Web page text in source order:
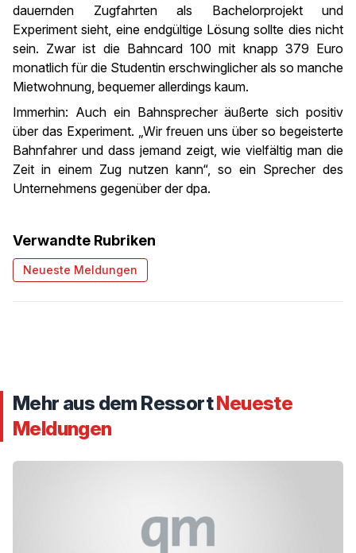
dauernden Zugfahrten als Bachelorprojekt und
Experiment sieht, eine endgültige Lösung sollte dies nicht
sein. Zwar ist die Bahncard 100 mit knapp 379 Euro
monatlich für die Studentin erschwinglicher als so manche
Mietwohnung, bequemer allerdings kaum.
Immerhin: Auch ein Bahnsprecher äußerte sich positiv
über das Experiment. „Wir freuen uns über so begeisterte
Bahnfahrer und dass jemand zeigt, wie vielfältig man die
Zeit in einem Zug nutzen kann“, so ein Sprecher des
Unternehmens gegenüber der dpa.
Verwandte Rubriken
Neueste Meldungen
Mehr aus dem RessortNeueste
Meldungen